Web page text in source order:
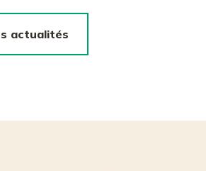
actualités